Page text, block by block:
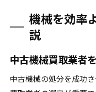
複数台の中古
工場機械の一
口コミで人気
機械を効率
説
中古機械買取業者
中古機械の処分を成功